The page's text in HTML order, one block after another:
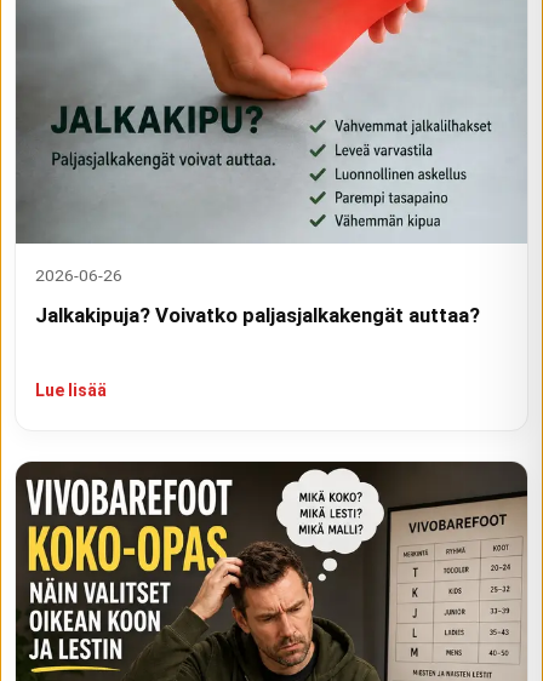
2026-06-26
Jalkakipuja? Voivatko paljasjalkakengät auttaa?
Lue lisää